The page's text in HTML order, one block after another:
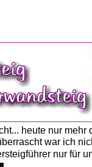
heute nur
war ich
nur für